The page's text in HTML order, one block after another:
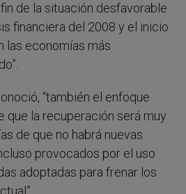
de la situación desfavorable
financiera del 2008 y el inicio
las economías más
“también el enfoque
que la recuperación será muy
de que no habrá nuevas
provocados por el uso
adoptadas para frenar los